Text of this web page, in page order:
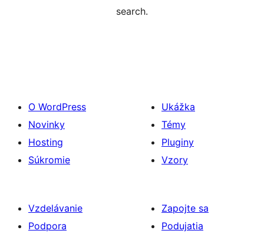
search.
O WordPress
Novinky
Hosting
Súkromie
Ukážka
Témy
Pluginy
Vzory
Vzdelávanie
Podpora
Zapojte sa
Podujatia